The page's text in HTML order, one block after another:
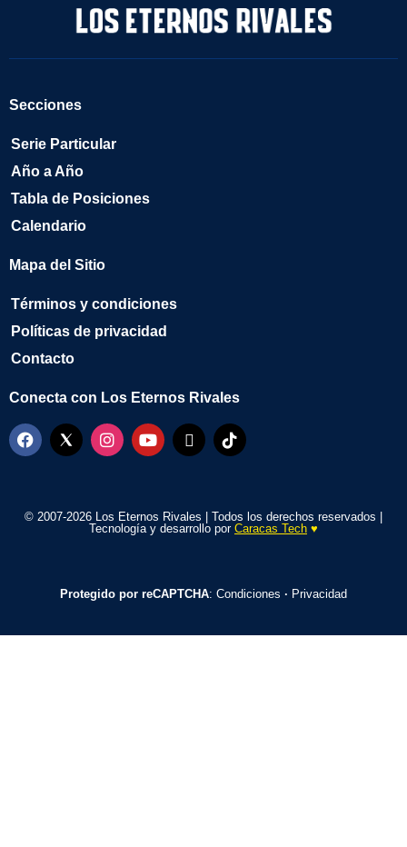
Secciones
Serie Particular
Año a Año
Tabla de Posiciones
Calendario
Mapa del Sitio
Términos y condiciones
Políticas de privacidad
Contacto
Conecta con Los Eternos Rivales
© 2007-2026 Los Eternos Rivales | Todos los derechos reservados |
Tecnología y desarrollo por Caracas Tech ♥️
Protegido por reCAPTCHA: Condiciones · Privacidad